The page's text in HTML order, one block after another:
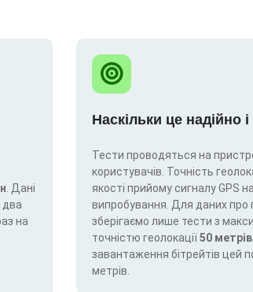
. Дані
два
на
Наскільки це надійно
Тести проводяться на
користувачів. Точність
якості прийому сигналу GPS
випробування. Для даних про
зберігаємо лише тести з
точністю геолокації50 метрів
завантаження бітрейтів цей
метрів.